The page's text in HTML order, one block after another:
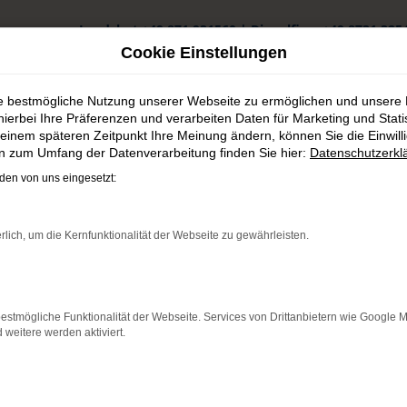
Landshut +49 871 931560|Dingolfing +49 8731
kaufen
günstig kaufen
spricht dafür
Gerne denken wir in Ihrem Sinne nach und finden clevere
aus einem Neuwagen und einem Gebrauchten die
wird deshalb so genannt, weil es sich um ein Fahrzeug
zum Gebrauchtwagenpreis zu Ihnen gelangt. Die
scheitert.
Cookie Einstellungen
bestmögliche Nutzung unserer Webseite zu ermöglichen und unsere
Ihre Präferenzen und verarbeiten Daten für Marketing und
späteren Zeitpunkt Ihre Meinung ändern, können Sie die
zum Umfang der Datenverarbeitung finden Sie hier:
von uns eingesetzt:
um die Kernfunktionalität der Webseite zu gewährleisten.
Funktionalität der Webseite. Services von Drittanbietern wie Google
weitere werden aktiviert.